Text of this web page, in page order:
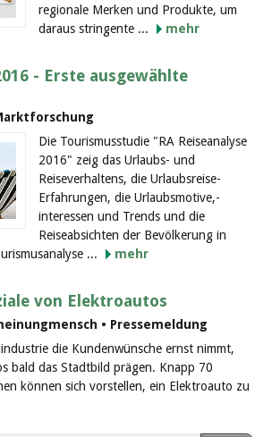
regionale Merken und Produkte, um
daraus stringente ...
mehr
- Erste ausgewählte
Die Tourismusstudie "RA Reiseanalyse
2016" zeig das Urlaubs- und
Reiseverhaltens, die Urlaubsreise-
Erfahrungen, die Urlaubsmotive,-
interessen und Trends und die
Reiseabsichten der Bevölkerung in
...
mehr
von Elektroautos
• Pressemeldung
die Kundenwünsche ernst nimmt,
bald das Stadtbild prägen. Knapp 70
können sich vorstellen, ein Elektroauto zu